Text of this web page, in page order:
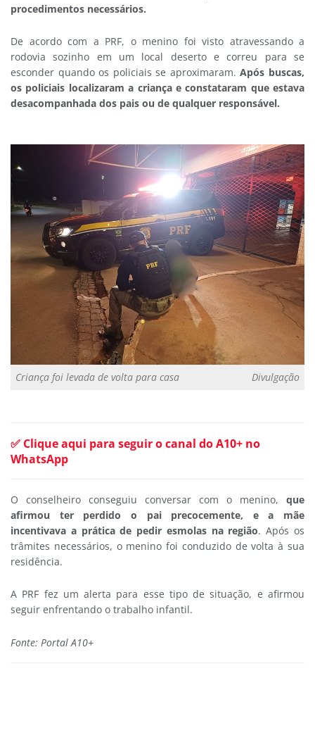
procedimentos necessários.
De acordo com a PRF, o menino foi visto atravessando a
rodovia sozinho em um local deserto e correu para se
esconder quando os policiais se aproximaram.Após buscas,
os policiais localizaram a criança e constataram que estava
desacompanhada dos pais ou de qualquer responsável.
Criança foi levada de volta para casa Divulgação
✅ Clique aqui para seguir o canal do A10+ no
WhatsApp
O conselheiro conseguiu conversar com o menino, que
afirmou ter perdido o pai precocemente, e a mãe
incentivava a prática de pedir esmolas na região. Após os
trâmites necessários, o menino foi conduzido de volta à sua
residência.
A PRF fez um alerta para esse tipo de situação, e afirmou
seguir enfrentando o trabalho infantil.
Fonte: Portal A10+